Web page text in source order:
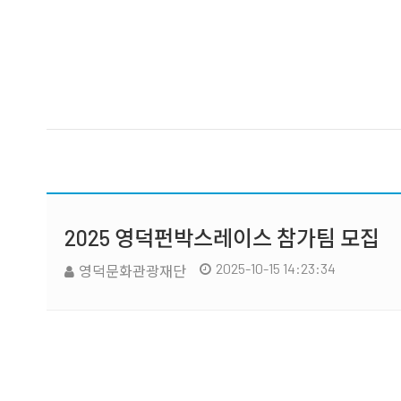
2025 영덕펀박스레이스 참가팀 모집
영덕문화관광재단 2025-10-15 14:23:34